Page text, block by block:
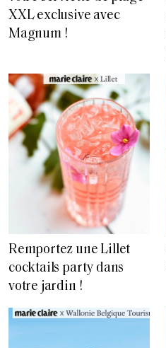
XXL exclusive avec
Magnum !
Remportez une Lillet
cocktails party dans
votre jardin !